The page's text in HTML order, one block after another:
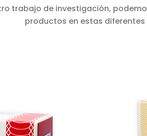
trabajo de investigación,
productos en estas diferentes